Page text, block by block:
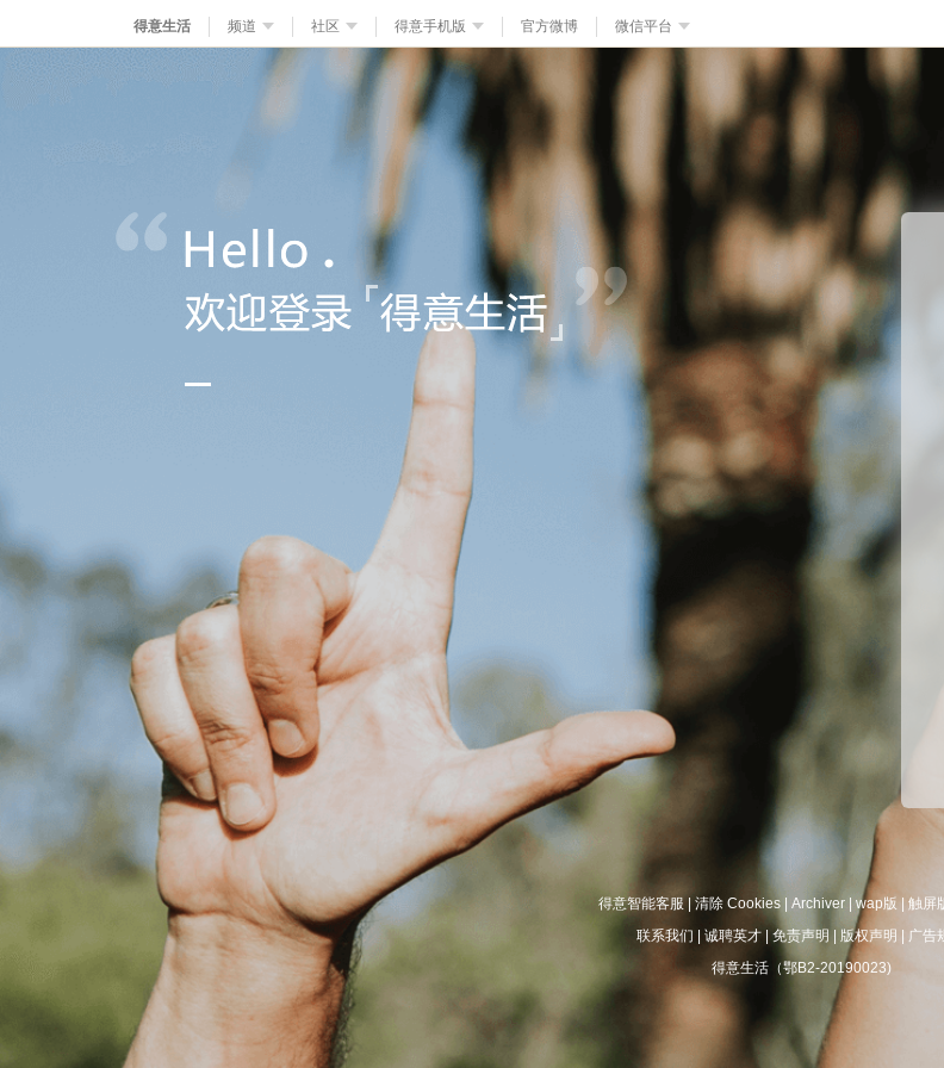
得意生活 频道 社区 得意手机版 官方微博 微信平台
得意智能客服 清除 Cookies| Archiver| wap版 触屏
联系我们
诚聘英才 免责声明 版权声明
广告
得意生活（鄂B2-20190023)